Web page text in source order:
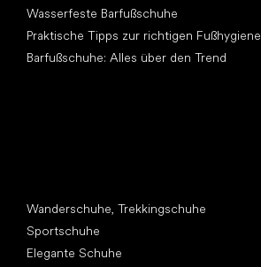
Wasserfeste Barfußschuhe
Praktische Tipps zur richtigen Fußhygiene
Barfußschuhe: Alles über den Trend
Wanderschuhe, Trekkingschuhe
Sportschuhe
Elegante Schuhe